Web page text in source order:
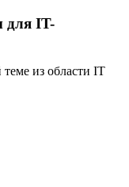
для IT-
из области IT